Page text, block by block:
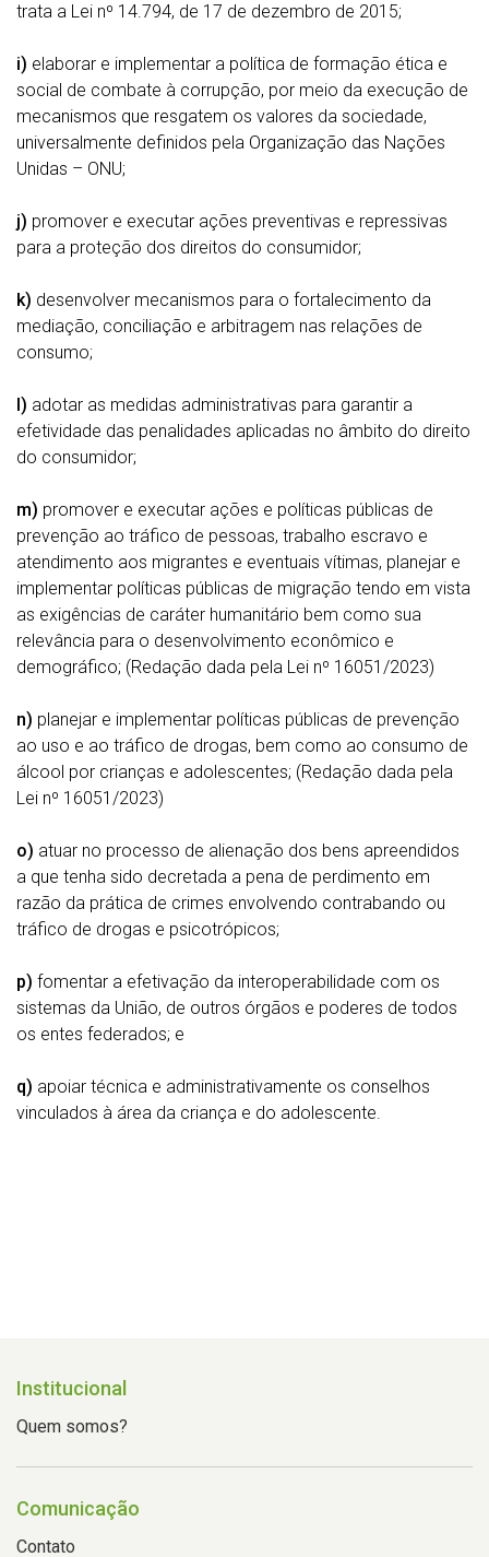
trata a Lei nº 14.794, de 17 de dezembro de 2015;
i) elaborar e implementar a política de formação ética e
social de combate à corrupção, por meio da execução de
mecanismos que resgatem os valores da sociedade,
universalmente definidos pela Organização das Nações
Unidas – ONU;
j) promover e executar ações preventivas e repressivas
para a proteção dos direitos do consumidor;
k) desenvolver mecanismos para o fortalecimento da
mediação, conciliação e arbitragem nas relações de
consumo;
l) adotar as medidas administrativas para garantir a
efetividade das penalidades aplicadas no âmbito do direito
do consumidor;
m) promover e executar ações e políticas públicas de
prevenção ao tráfico de pessoas, trabalho escravo e
atendimento aos migrantes e eventuais vítimas, planejar e
implementar políticas públicas de migração tendo em vista
as exigências de caráter humanitário bem como sua
relevância para o desenvolvimento econômico e
demográfico; (Redação dada pela Lei nº 16051/2023)
n) planejar e implementar políticas públicas de prevenção
ao uso e ao tráfico de drogas, bem como ao consumo de
álcool por crianças e adolescentes; (Redação dada pela
Lei nº 16051/2023)
o) atuar no processo de alienação dos bens apreendidos
a que tenha sido decretada a pena de perdimento em
razão da prática de crimes envolvendo contrabando ou
tráfico de drogas e psicotrópicos;
p) fomentar a efetivação da interoperabilidade com os
sistemas da União, de outros órgãos e poderes de todos
os entes federados; e
q) apoiar técnica e administrativamente os conselhos
vinculados à área da criança e do adolescente.
Institucional
Quem somos?
Comunicação
Contato